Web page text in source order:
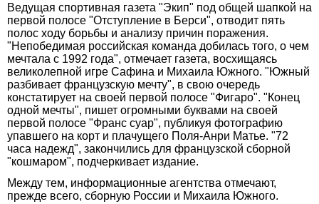
Ведущая спортивная газета "Экип" под общей шапкой на
первой полосе "Отступление в Берси", отводит пять
полос ходу борьбы и анализу причин поражения.
"Непобедимая российская команда добилась того, о чем
мечтала с 1992 года", отмечает газета, восхищаясь
великолепной игре Сафина и Михаила Южного. "Южный
разбивает французскую мечту", в свою очередь
констатирует на своей первой полосе "Фигаро". "Конец
одной мечты", пишет огромными буквами на своей
первой полосе "Франс суар", публикуя фотографию
упавшего на корт и плачущего Поля-Анри Матье. "72
часа надежд", закончились для французской сборной
"кошмаром", подчеркивает издание.
Между тем, информационные агентства отмечают,
прежде всего, сборную России и Михаила Южного.